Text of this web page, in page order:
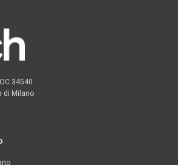
34540
di Milano